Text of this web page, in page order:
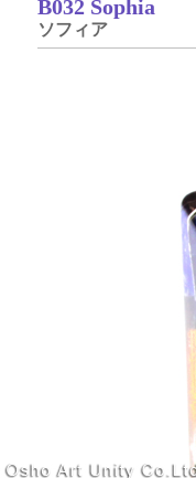
B032 Sophia
ソフィア